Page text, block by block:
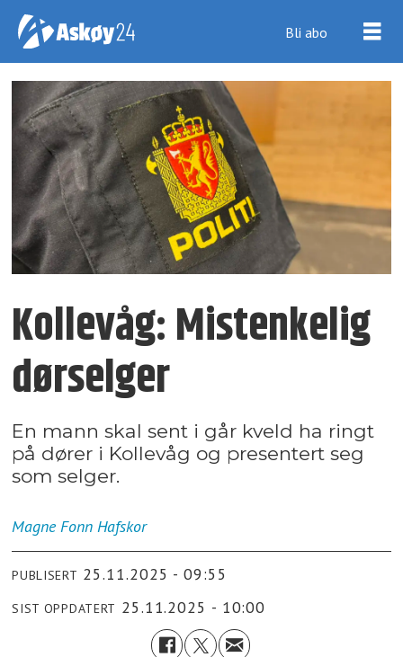
Bli abo
Kollevåg: Mistenkelig
dørselger
En mann skal sent i går kveld ha ringt
på dører i Kollevåg og presentert seg
som selger.
Magne Fonn Hafskor
PUBLISERT 25.11.2025 - 09:55
SIST OPPDATERT 25.11.2025 - 10:00